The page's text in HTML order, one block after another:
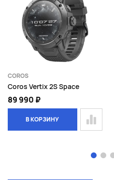
COROS
Coros Vertix 2S Space
89 990 ₽
В КОРЗИНУ